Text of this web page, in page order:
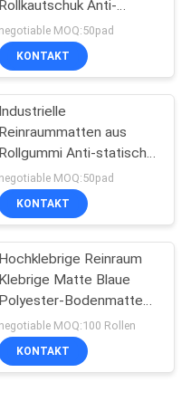
27
Rollkautschuk Anti-
statische Anti-Ermüdung
Anti-Staub
negotiable MOQ:50pad
KONTAKT
Industrielle
Reinraummatten aus
Rollgummi Anti-statisch
Anti-Staub
negotiable MOQ:50pad
KONTAKT
Hochklebrige Reinraum
Klebrige Matte Blaue
Polyester-Bodenmatten
24x36 Zoll
negotiable MOQ:100 Rollen
KONTAKT